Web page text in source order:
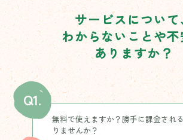
サービスについて
わからないことや
ありますか？
Q1.
無料で使えますか？勝手に課金され
りませんか？